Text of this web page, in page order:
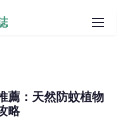
薦：天然防蚊植物
略